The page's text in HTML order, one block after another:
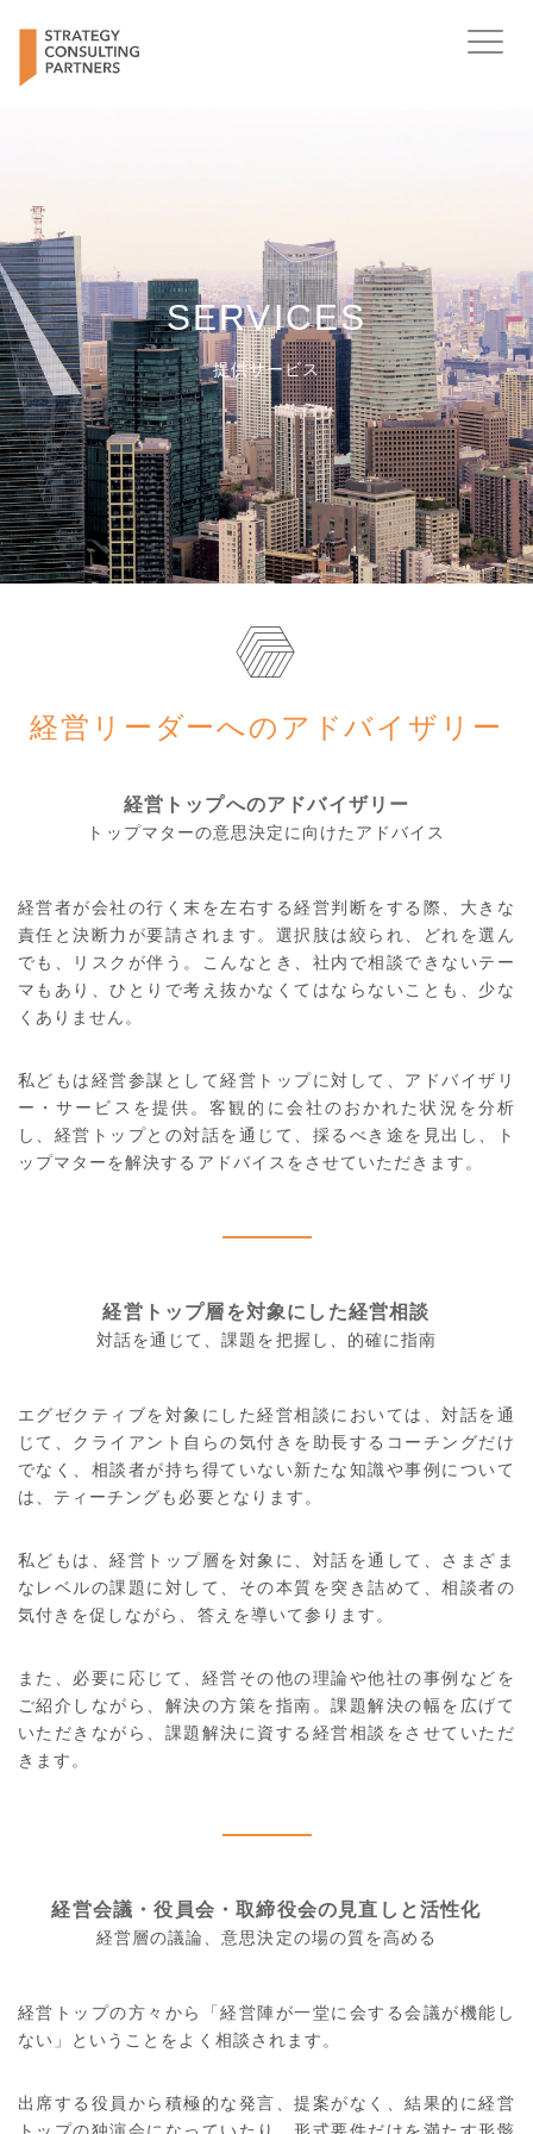
Toggle
SERVICES
提供サービス
経営リーダーへの アドバイザリー
経営トップへのアドバイザリー
トップマターの意思決定に向けた アドバイス
経営者が会社の行く末を左右する経営判断をする際、大きな
責任と決断力が要請されます。選択肢は絞られ、どれを選ん
でも、リスクが伴う。こんなとき、社内で相談できないテー
マもあり、ひとりで考え抜かなくてはならないことも、少な
くありません。
私どもは経営参謀として経営トップに対して、アドバイザリ
ー・サービスを提供。客観的に会社のおかれた状況を分析
し、経営トップとの対話を通じて、採るべき途を見出し、ト
ップマターを解決するアドバイスをさせていただきます。
経営トップ層を対象にした経営相談
対話を通じて、課題を把握し、的確に指南
エグゼクティブを対象にした経営相談においては、対話を通
じて、クライアント自らの気付きを助長するコーチングだけ
でなく、相談者が持ち得ていない新たな知識や事例について
は、ティーチングも必要となります。
私どもは、経営トップ層を対象に、対話を通して、さまざま
なレベルの課題に対して、その本質を突き詰めて、相談者の
気付きを促しながら、答えを導いて参ります。
また、必要に応じて、経営その他の理論や他社の事例などを
ご紹介しながら、解決の方策を指南。課題解決の幅を広げて
いただきながら、課題解決に資する経営相談をさせていただ
きます。
経営会議・役員会・取締役会の 見直しと活性化
経営層の議論、意思決定の場の質を高める
経営トップの方々から「経営陣が一堂に会する会議が機能し
ない」ということをよく相談されます。
出席する役員から積極的な発言、提案がなく、結果的に経営